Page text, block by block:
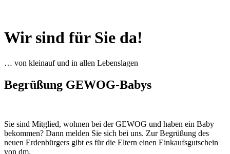
Wir sind für Sie da!
… von kleinauf und in allen Lebenslagen
Begrüßung GEWOG-Babys
Sie sind Mitglied, wohnen bei der GEWOG und haben ein Baby
bekommen? Dann melden Sie sich bei uns. Zur Begrüßung des
neuen Erdenbürgers gibt es für die Eltern einen Einkaufsgutschein
von dm.